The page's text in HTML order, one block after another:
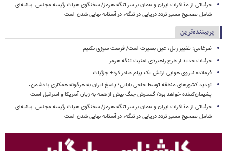
جزئیاتی از مذاکرات ایران و عمان بر سر تنگه هرمز/ سخنگوی هیات رئیسه مجلس: بیانیه‌ای
شامل تصحیح مسیر تردد دریایی در تنگه، در آستانه نهایی شدن است
پربیننده‌ترین
ضرغامی: تغییر ریل، عین بصیرت است/ فرصت سوزی نکنیم
جزئیات جدید از طرح راهبردی امنیت تنگه هرمز
فرمانده نیروی هوایی ارتش یک پیام صادر کرد+ جزئیات
تهدید کشورهای منطقه توسط حاجی بابایی؛ پاسخ ایران به هرگونه همکاری با دشمن،
پشیمان‌کننده خواهد بود/ گسترش جنگ بیش از همه به زیان آمریکا و اسرائیل است
جزئیاتی از مذاکرات ایران و عمان بر سر تنگه هرمز/ سخنگوی هیات رئیسه مجلس: بیانیه‌ای
شامل تصحیح مسیر تردد دریایی در تنگه، در آستانه نهایی شدن است